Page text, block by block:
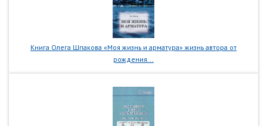
Книга Олега Шпакова «Моя жизнь и арматура» жизнь автора от
рождения...